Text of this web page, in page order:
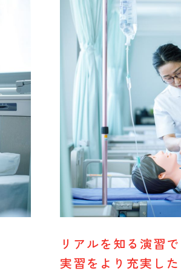
リアルを知る演習で
実習をより充実し